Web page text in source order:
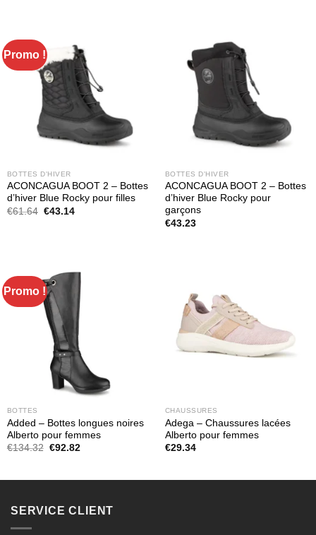
Promo !
BOTTES D'HIVER
ACONCAGUA BOOT 2 – Bottes
d’hiver Blue Rocky pour filles
€61.64 Le
€43.14Le
BOTTES D'HIVER
ACONCAGUA BOOT 2 – Bottes
d’hiver Blue Rocky pour
garçons
€43.23
Promo !
BOTTES
Added – Bottes longues noires
Alberto pour femmes
€134.32 Le
€92.82Le
CHAUSSURES
Adega – Chaussures lacées
Alberto pour femmes
€29.34
SERVICE CLIENT